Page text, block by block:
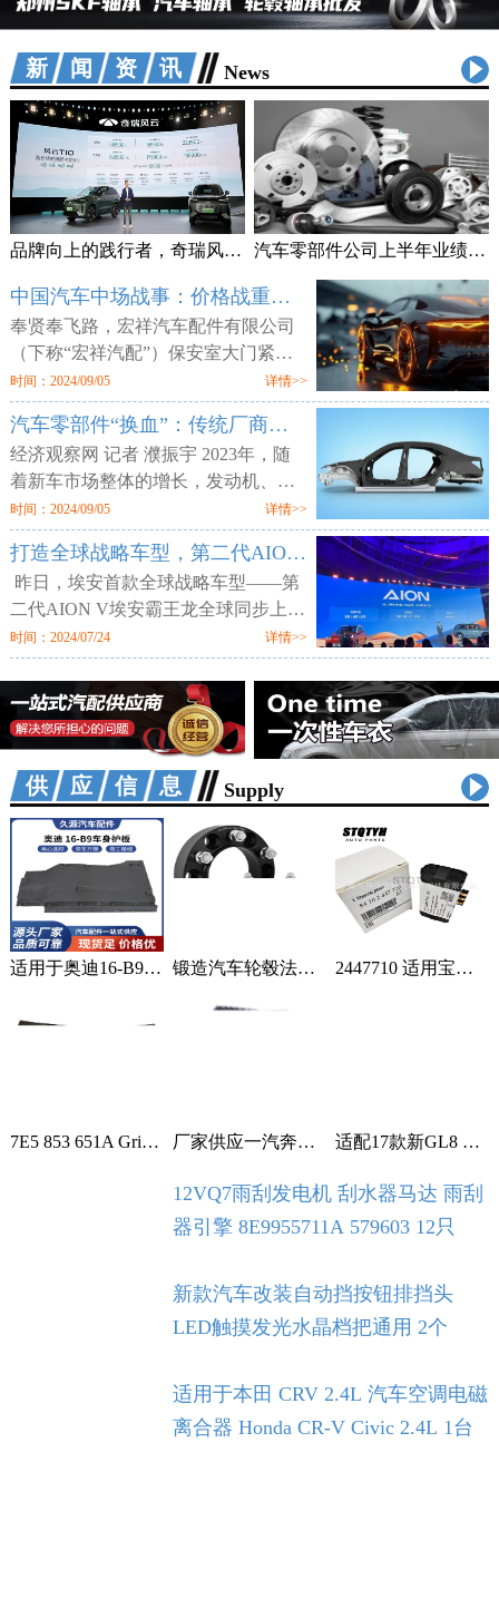
新闻资讯 News
品牌向上的践行者，奇瑞风云T10上市售18.99万元起 汽车零部件公司上半年业绩频预喜 加速拓展海外市场
中国汽车中场战事：价格战重锤零部件供应商
奉贤奉飞路，宏祥汽车配件有限公司
（下称“宏祥汽配”）保安室大门紧
闭，但工厂大门却敞开，外人可以随
意进出。两层楼的厂区空空荡荡，所
有的产线、物料均已搬空，仅剩为数
时间：2024/09/05 详情>>
汽车零部件“换血”：传统厂商业绩平淡 增量部件厂商利润走高
经济观察网 记者 濮振宇 2023年，随
着新车市场整体的增长，发动机、轮
胎等传统汽车零部件企业获得了业绩
增长，但更多的传统零部件企业则业
绩不佳。汽车行业向电动化与智能化
时间：2024/09/05 详情>>
打造全球战略车型，第二代AION V售12.98万元起
昨日，埃安首款全球战略车型——第
二代AION V埃安霸王龙全球同步上
市。新车定位新硬派智驾SUV，提供
520km、650km、750km三种续航7个
配置版本，售价区间为12.98万-18.98
万元。值
时间：2024/07/24 详情>>
供应信息 Supply
适用于奥迪16-B9车身汽车配件一站式供应品质可靠车身护板可定制 2套 锻造汽车轮毂法兰盘加宽偏距垫片适用丰田霸道普拉多黑色阳极氧化 1只 2447710 适用宝马蓄电池紧急电池 84102447710 84109361678 1个
7E5 853 651A Grille With Chrome For VW T5 T6 2009-2015 1个 厂家供应一汽奔腾B30空调滤芯空调格空调滤清器 1个 适配17款新GL8 2.0T 2.5L空滤 空气滤芯 滤清器 空气格 5个
12VQ7雨刮发电机 刮水器马达 雨刮
器引擎 8E9955711A 579603 12只
新款汽车改装自动挡按钮排挡头
LED触摸发光水晶档把通用 2个
适用于本田 CRV 2.4L 汽车空调电磁
离合器 Honda CR-V Civic 2.4L 1台